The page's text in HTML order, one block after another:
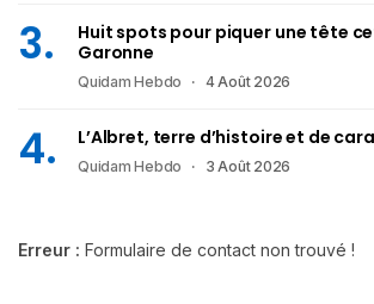
Huit spots pour piquer une tête
Garonne
Quidam Hebdo 4 Août 2026
L’Albret, terre d’histoire et de
Quidam Hebdo 3 Août 2026
Erreur : Formulaire de contact non trouvé !